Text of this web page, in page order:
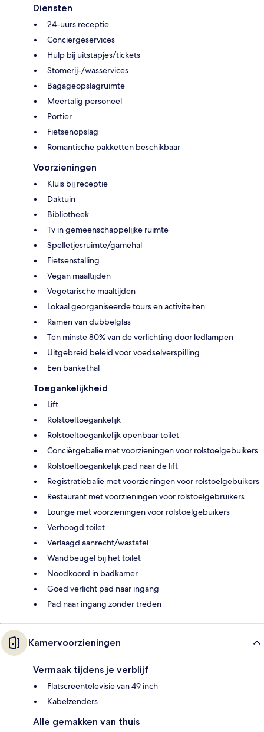
Diensten
24-uurs receptie
Conciërgeservices
Hulp bij uitstapjes/tickets
Stomerij-/wasservices
Bagageopslagruimte
Meertalig personeel
Portier
Fietsenopslag
Romantische pakketten beschikbaar
Voorzieningen
Kluis bij receptie
Daktuin
Bibliotheek
Tv in gemeenschappelijke ruimte
Spelletjesruimte/gamehal
Fietsenstalling
Vegan maaltijden
Vegetarische maaltijden
Lokaal georganiseerde tours en activiteiten
Ramen van dubbelglas
Ten minste 80% van de verlichting door ledlampen
Uitgebreid beleid voor voedselverspilling
Een bankethal
Toegankelijkheid
Lift
Rolstoeltoegankelijk
Rolstoeltoegankelijk openbaar toilet
Conciërgebalie met voorzieningen voor rolstoelgebuikers
Rolstoeltoegankelijk pad naar de lift
Registratiebalie met voorzieningen voor rolstoelgebuikers
Restaurant met voorzieningen voor rolstoelgebruikers
Lounge met voorzieningen voor rolstoelgebuikers
Verhoogd toilet
Verlaagd aanrecht/wastafel
Wandbeugel bij het toilet
Noodkoord in badkamer
Goed verlicht pad naar ingang
Pad naar ingang zonder treden
Kamervoorzieningen
Vermaak tijdens je verblijf
Flatscreentelevisie van 49 inch
Kabelzenders
Alle gemakken van thuis